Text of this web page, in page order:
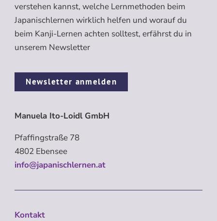
verstehen kannst, welche Lernmethoden beim
Japanischlernen wirklich helfen und worauf du
beim Kanji-Lernen achten solltest, erfährst du in
unserem Newsletter
Newsletter anmelden
Manuela Ito-Loidl GmbH
Pfaffingstraße 78
4802 Ebensee
info@japanischlernen.at
Kontakt